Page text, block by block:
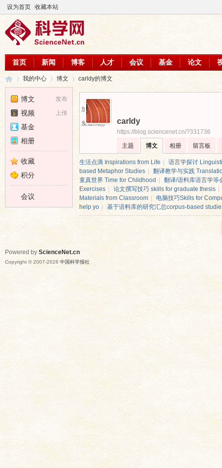
设为首页 收藏本站
首页 新闻 博客 人才 会议 基金 论文
›
我的中心 博文 carldy的博文
加为好友
发送消息
carldy
https://blog.sciencenet.cn/?331736
主题
博文 相册 留言板
生活点滴 Inspirations from Life
语言学探讨
based Metaphor Studies
翻译教学与实践
童真世界 Time for Childhood
翻译/语料库语言学等
Exercises
论文撰写技巧 skills for graduate thesis
Materials from Classroom
电脑技巧Skills for
help yo
基于语料库的研究汇总corpus-based
发布
博文
上传
视频
基金
相册
收藏
积分
会议
Powered by ScienceNet.cn
Copyright © 2007-2026 中国科学报社